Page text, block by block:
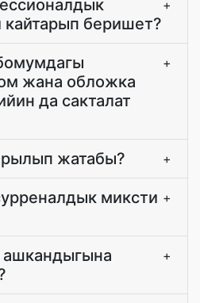
кайтарып беришет?
+
жана обложка
да сакталат
+
жатабы? +
миксти +
+